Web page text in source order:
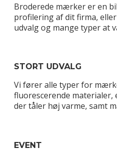
Broderede mærker er en
profilering af dit firma,
udvalg og mange typer at
STORT UDVALG
Vi fører alle typer for
fluorescerende
der tåler høj varme, samt
EVENT